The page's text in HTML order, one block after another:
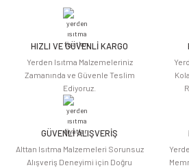
iletebilirsiniz.
Görüş ve önerileriniz için teşekkür ederiz.
Ürün açıklamasında eksik bilgiler
Ürün bilgilerinde hatalar bulunuyor.
Ürün fiyatı diğer sitelerden daha pahalı.
Bu ürüne benzer farklı alternatifler olmalı.
HIZLI VE GÜVENLİ KARGO
Yerden Isıtma Malzemeleriniz
Zamanında ve Güvenle Teslim
Ediyoruz.
GÜVENLİ ALIŞVERİŞ
Alttan Isıtma Malzemeleri Sorunsuz
Alışveriş Deneyimi için Doğru